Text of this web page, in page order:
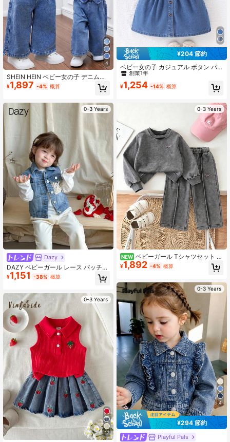
4
SHEIN HEIN ベビー女の子 デニムサ
スペンダートップ&ウエスト伸縮パン
ツセット、女の子カジュアルバケー
業/パーティー/バケーションセット、
秋の子供カジュアルで快適な服
¥1,897 -4% 概算
0-3 Years
Dazy
DAZY ベビーガール レース パッチワ
ーク カジュアル デニムベスト ラペ
ル付き 幼児女の子服
¥1,151 -38% 概算
0-3 Years
17
¥204 節約
ベビー女の子 カジュアル ボタン パ
フスリーブ デニムワンピース、ベビ
ー女の子の日常着/ホリデー/パーティ
ー用、ギフトにも適しています
#4 ベストセラー
ボタンフロント ベビーガールズデニム
創業1年
#4 ベストセラー
創業1年
#4 ベストセラー
創業1年
¥1,254 -14% 概算
0-3 Years
NEW ベビーガール Tシャツセット ブ
ラック スノーウォッシュ ラウンドネ
ック ニットデニムトップス ルーズス
心のあるかわいいリボン刺繍入り オ
ールシーズン対応 シンプルでファッ
ショナブルな万能スタイル 普段着・
写真撮影・ショッピング・お出か
け・パーティー向け 2026年秋新作
ベビーガールデニム
¥1,892 -4% 概算
0-3 Years
4
¥294 節約
Playful Pals